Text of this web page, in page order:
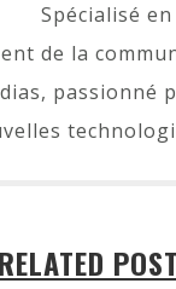
Spécialisé en
de la
passionné
RELATED